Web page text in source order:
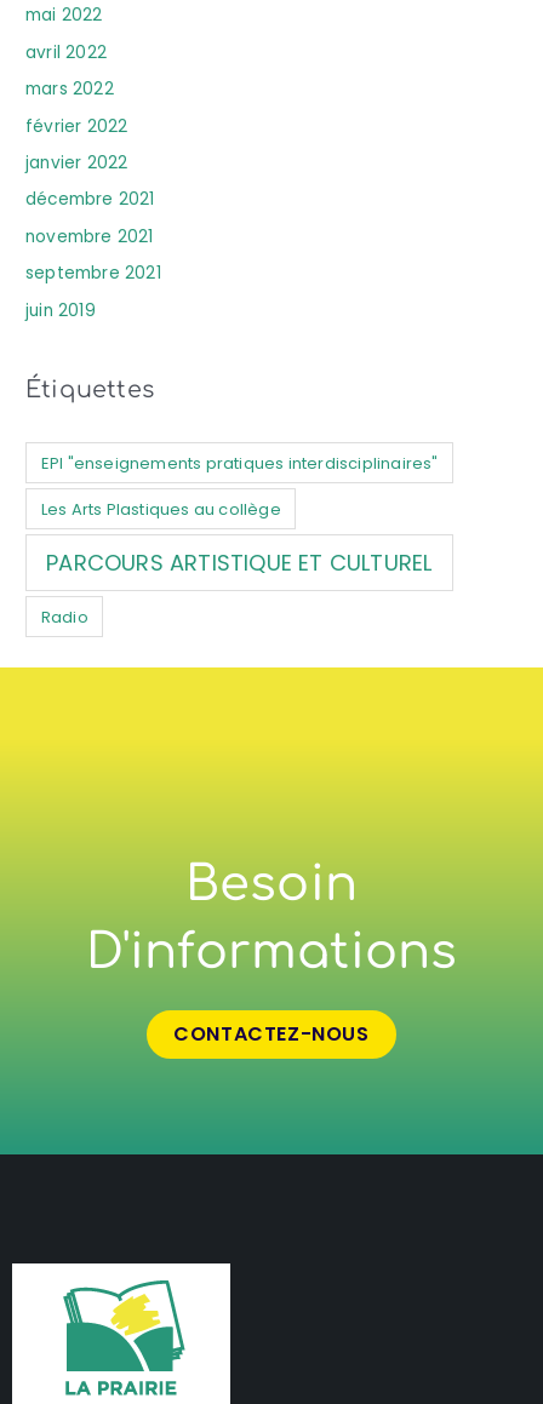
mai 2022
avril 2022
mars 2022
février 2022
janvier 2022
décembre 2021
novembre 2021
septembre 2021
juin 2019
Étiquettes
EPI "enseignements pratiques interdisciplinaires"
Les Arts Plastiques au collège
PARCOURS ARTISTIQUE ET CULTUREL
Radio
Besoin
D'informations
CONTACTEZ-NOUS